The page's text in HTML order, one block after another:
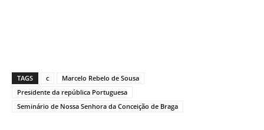
TAGS c
Marcelo Rebelo de Sousa
Presidente da república Portuguesa
Seminário de Nossa Senhora da Conceição de Braga